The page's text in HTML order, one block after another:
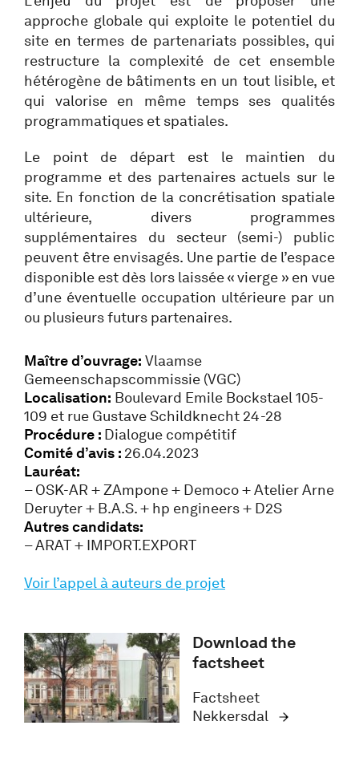
approche globale qui exploite le potentiel du
site en termes de partenariats possibles, qui
restructure la complexité de cet ensemble
hétérogène de bâtiments en un tout lisible, et
qui valorise en même temps ses qualités
programmatiques et spatiales.
Le point de départ est le maintien du
programme et des partenaires actuels sur le
site. En fonction de la concrétisation spatiale
ultérieure, divers programmes
supplémentaires du secteur (semi-) public
peuvent être envisagés. Une partie de l’espace
disponible est dès lors laissée « vierge » en vue
d’une éventuelle occupation ultérieure par un
ou plusieurs futurs partenaires.
Maître d’ouvrage: Vlaamse
Gemeenschapscommissie (VGC)
Localisation: Boulevard Emile Bockstael 105-
109 et rue Gustave Schildknecht 24-28
Procédure : Dialogue compétitif
Comité d’avis : 26.04.2023
Lauréat:
– OSK-AR + ZAmpone + Democo + Atelier Arne
Deruyter + B.A.S. + hp engineers + D2S
Autres candidats:
– ARAT + IMPORT.EXPORT
Voir l’appel à auteurs de projet
Download the
factsheet
Factsheet
Nekkersdal